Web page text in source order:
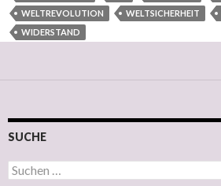
WELTREVOLUTION
WELTSICHERHEIT
WIDERSTAND
SUCHE
Suchen nach: